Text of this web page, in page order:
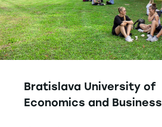
Bratislava University of
Economics and Business